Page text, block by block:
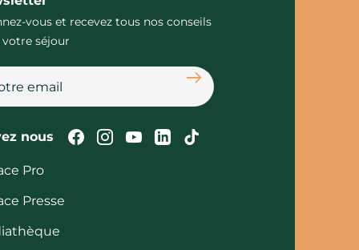
vous et recevez tous nos conseils
séjour
S'abonner
nous Suivez-nous sur Facebook
Suivez-nous sur Instagram
Suivez-nous sur Youtube
Suivez-nous sur
Pro
Presse